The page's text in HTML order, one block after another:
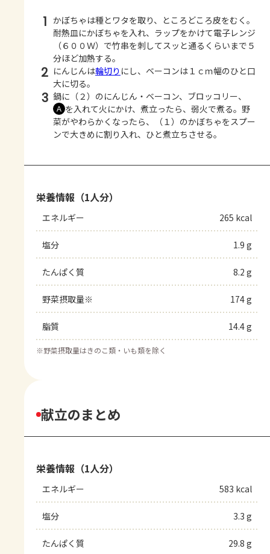
1 かぼちゃは種とワタを取り、ところどころ皮をむく。
耐熱皿にかぼちゃを入れ、ラップをかけて電子レンジ
（６００Ｗ）で竹串を刺してスッと通るくらいまで５
分ほど加熱する。
2 にんじんは輪切り にし、ベーコンは１ｃｍ幅のひと口
大に切る。
3 鍋に（２）のにんじん・ベーコン、ブロッコリー、
Ａ を入れて火にかけ、煮立ったら、弱火で煮る。野
菜がやわらかくなったら、（１）のかぼちゃをスプー
ンで大きめに割り入れ、ひと煮立ちさせる。
栄養情報（1人分）
エネルギー 265 kcal
塩分 1.9 g
たんぱく質 8.2 g
野菜摂取量※ 174 g
脂質 14.4 g
※野菜摂取量はきのこ類・いも類を除く
献立のまとめ
栄養情報（1人分）
エネルギー 583 kcal
塩分 3.3 g
たんぱく質 29.8 g